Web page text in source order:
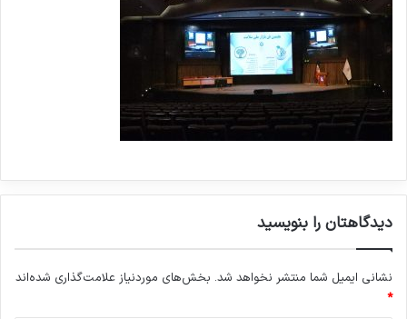
دیدگاهتان را بنویسید
نشانی ایمیل شما منتشر نخواهد شد. بخش‌های موردنیاز علامت‌گذاری شده‌اند
*